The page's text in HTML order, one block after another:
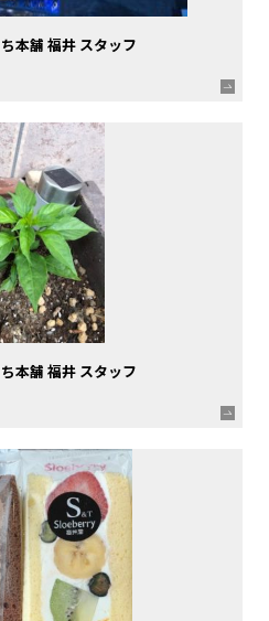
本舗 福井 スタッフ
本舗 福井 スタッフ